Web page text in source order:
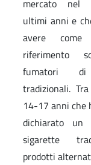
mercato nel
ultimi anni e
avere
riferimento
fumatori di
tradizionali.
14-17 anni che
dichiarato un
sigarette
prodotti